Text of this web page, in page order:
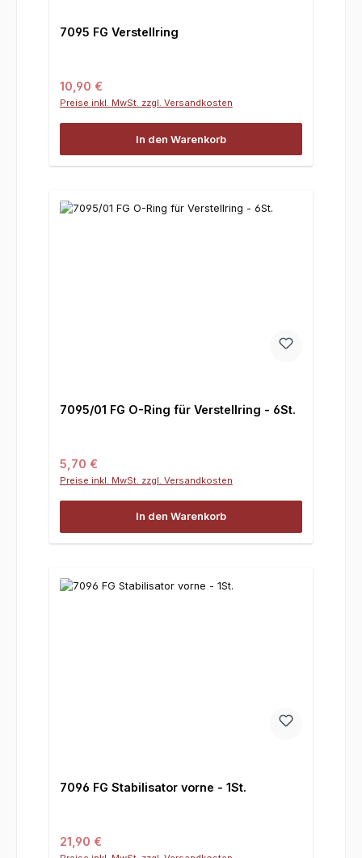
7095 FG Verstellring
Regulärer Preis:
10,90 €
Preise inkl. MwSt. zzgl. Versandkosten
In den Warenkorb
7095/01 FG O-Ring für Verstellring - 6St.
Regulärer Preis:
5,70 €
Preise inkl. MwSt. zzgl. Versandkosten
In den Warenkorb
7096 FG Stabilisator vorne - 1St.
Regulärer Preis:
21,90 €